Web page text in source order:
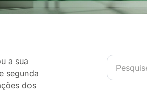
a sua
segunda
dos